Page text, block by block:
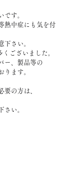
です。
熱中症にも気を付
下さい。
ございました。
ー、製品等の
ります。
要の方は、
さい。